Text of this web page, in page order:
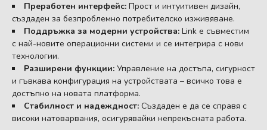
Преработен интерфейс: Прост и интуитивен дизайн,
създаден за безпроблемно потребителско изживяване.
Поддръжка за модерни устройства: Link е съвместим
с най-новите операционни системи и се интегрира с нови
технологии.
Разширени функции: Управление на достъпа, сигурност
и гъвкава конфигурация на устройствата – всичко това е
достъпно на новата платформа.
Стабилност и надеждност: Създаден е да се справя с
високи натоварвания, осигурявайки непрекъсната работа.